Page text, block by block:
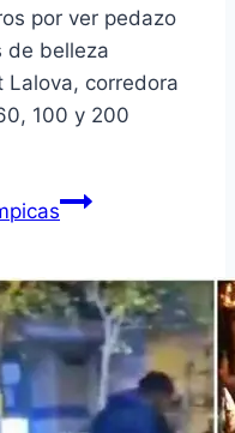
por ver pedazo
de belleza
Lalova, corredora
100 y 200